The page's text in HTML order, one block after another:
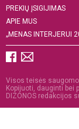
PREKIŲ ĮSIGIJIMAS
APIE MUS
„MENAS INTERJERUI
Visos teisės
Kopijuoti, dauginti bei
DIZONOS redakcijos